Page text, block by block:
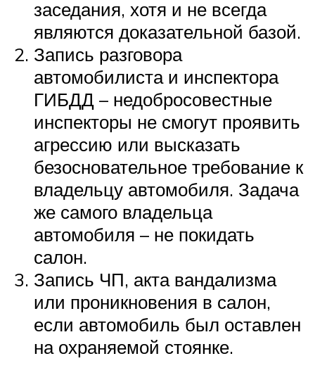
заседания, хотя и не всегда
являются доказательной базой.
Запись разговора
автомобилиста и инспектора
ГИБДД – недобросовестные
инспекторы не смогут проявить
агрессию или высказать
безосновательное требование к
владельцу автомобиля. Задача
же самого владельца
автомобиля – не покидать
салон.
Запись ЧП, акта вандализма
или проникновения в салон,
если автомобиль был оставлен
на охраняемой стоянке.